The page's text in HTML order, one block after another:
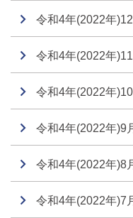
令和4年(2022年
令和4年(2022年
令和4年(2022年
令和4年(2022年)9
令和4年(2022年)8
令和4年(2022年)7